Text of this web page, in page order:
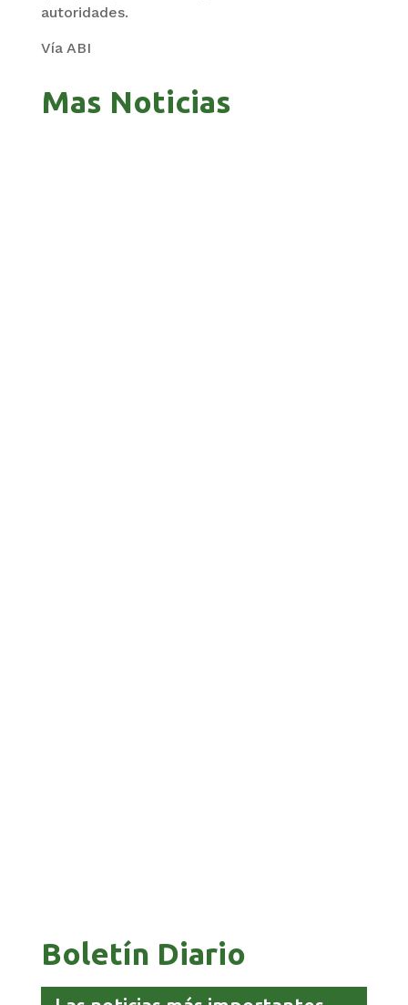
autoridades.
Vía ABI
Mas Noticias
Boletín Diario